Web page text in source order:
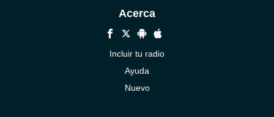
Acerca
Incluir tu radio
Ayuda
Nuevo